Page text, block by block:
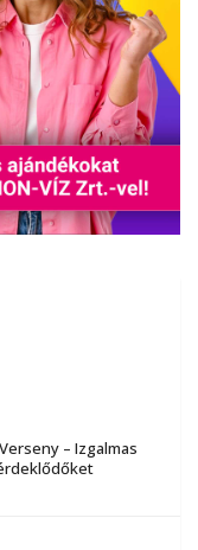
– Izgalmas